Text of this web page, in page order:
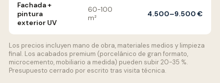
Fachada +
pintura
exterior UV
60-100
m²
4.500–9.500 €
Los precios incluyen mano de obra, materiales medios y limpieza
final. Los acabados premium (porcelánico de gran formato,
microcemento, mobiliario a medida) pueden subir 20-35 %.
Presupuesto cerrado por escrito tras visita técnica.